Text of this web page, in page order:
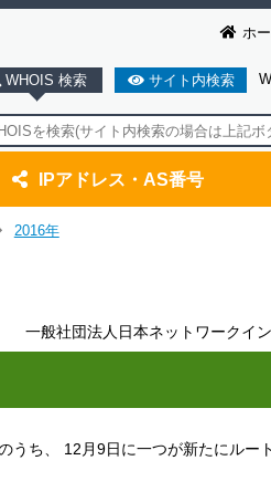
ホ
WHOIS 検索 サイト内検索
IPアドレス・AS番号
2016年
一般社団法人日本ネットワークイ
ち、 12月9日に一つが新たにルー